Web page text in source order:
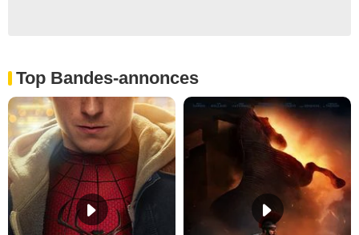
Top Bandes-annonces